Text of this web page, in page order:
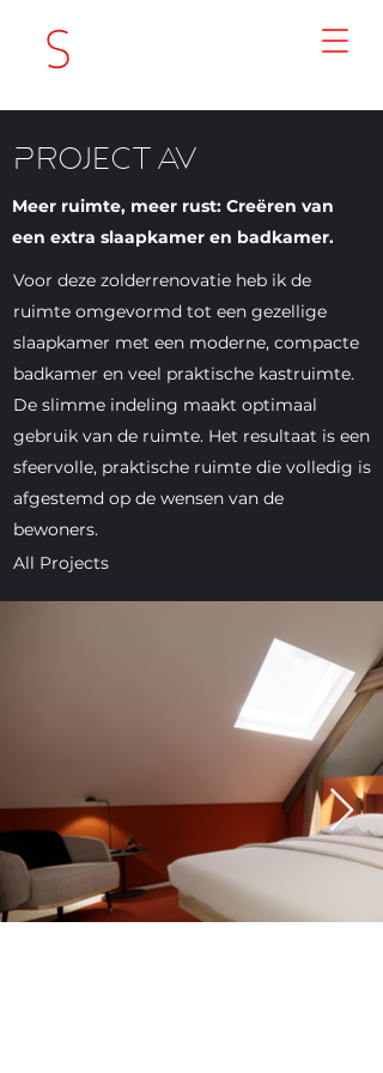
Project av
Meer ruimte, meer rust: Creëren van
een extra slaapkamer en badkamer.
Voor deze zolderrenovatie heb ik de
ruimte omgevormd tot een gezellige
slaapkamer met een moderne, compacte
badkamer en veel praktische kastruimte.
De slimme indeling maakt optimaal
gebruik van de ruimte. Het resultaat is een
sfeervolle, praktische ruimte die volledig is
afgestemd op de wensen van de
bewoners.
All Projects